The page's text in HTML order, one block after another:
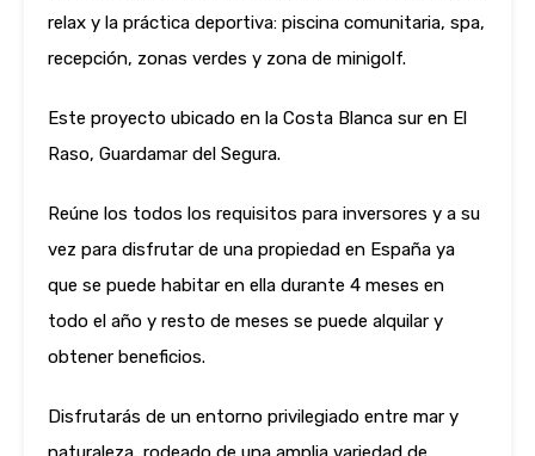
relax y la práctica deportiva: piscina comunitaria, spa,
recepción, zonas verdes y zona de minigolf.
Este proyecto ubicado en la Costa Blanca sur en El
Raso, Guardamar del Segura.
Reúne los todos los requisitos para inversores y a su
vez para disfrutar de una propiedad en España ya
que se puede habitar en ella durante 4 meses en
todo el año y resto de meses se puede alquilar y
obtener beneficios.
Disfrutarás de un entorno privilegiado entre mar y